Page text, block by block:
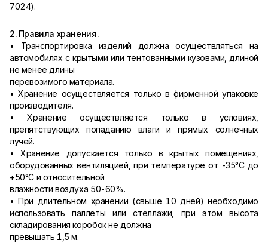
7024).
2. Правила хранения.
• Транспортировка изделий должна осуществляться на
автомобилях с крытыми или тентованными кузовами, длиной
не менее длины
перевозимого материала.
• Хранение осуществляется только в фирменной упаковке
производителя.
• Хранение осуществляется только в условиях,
препятствующих попаданию влаги и прямых солнечных
лучей.
• Хранение допускается только в крытых помещениях,
оборудованных вентиляцией, при температуре от -35°С до
+50°С и относительной
влажности воздуха 50-60%.
• При длительном хранении (свыше 10 дней) необходимо
использовать паллеты или стеллажи, при этом высота
складирования коробок не должна
превышать 1,5 м.